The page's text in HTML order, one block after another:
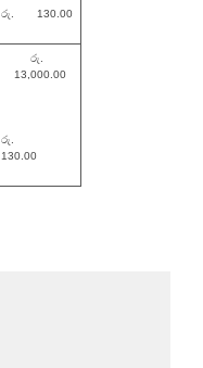
රු. 130.00
රු.
13,000.00
රු.
130.00